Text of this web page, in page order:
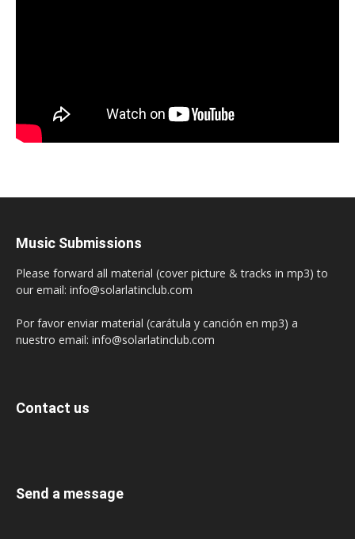
Music Submissions
Please forward all material (cover picture & tracks in mp3) to
our email: info@solarlatinclub.com
Por favor enviar material (carátula y canción en mp3) a
nuestro email: info@solarlatinclub.com
Contact us
Send a message